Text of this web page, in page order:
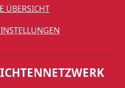
ÜBERSICHT